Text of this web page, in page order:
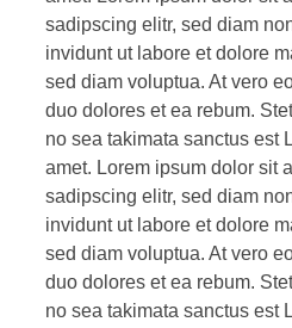
sadipscing elitr, sed diam
invidunt ut labore et dolore
sed diam voluptua. At vero
duo dolores et ea rebum.
no sea takimata sanctus est
amet. Lorem ipsum dolor sit
sadipscing elitr, sed diam
invidunt ut labore et dolore
sed diam voluptua. At vero
duo dolores et ea rebum.
no sea takimata sanctus est